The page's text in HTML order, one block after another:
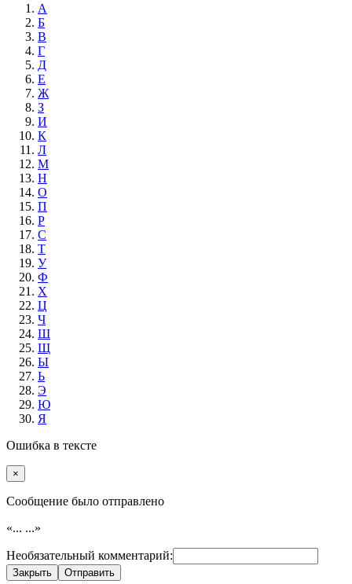
А
Б
В
Г
Д
Е
Ж
З
И
К
Л
М
Н
О
П
Р
С
Т
У
Ф
Х
Ц
Ч
Ш
Щ
Ы
Ь
Э
Ю
Я
Ошибка в тексте
×
Cообщение было отправлено
«... ...»
Необязательный комментарий:
Закрыть Отправить